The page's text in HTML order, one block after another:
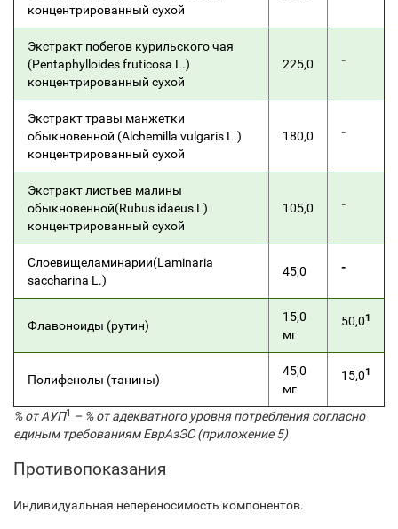
концентрированный сухой
Экстракт побегов курильского чая
(Pentaphylloides fruticosa L.)
концентрированный сухой
225,0 -
Экстракт травы манжетки
обыкновенной (Alchemilla vulgaris L.)
концентрированный сухой
180,0 -
Экстракт листьев малины
обыкновенной(Rubus idaeus L)
концентрированный сухой
105,0 -
Слоевищеламинарии(Laminaria
saccharina L.)
45,0 -
Флавоноиды (рутин)
15,0
мг
50,01
Полифенолы (танины)
45,0
мг
15,01
% от АУП1 – % от адекватного уровня потребления согласно
единым требованиям ЕврАзЭС (приложение 5)
Противопоказания
Индивидуальная непереносимость компонентов.